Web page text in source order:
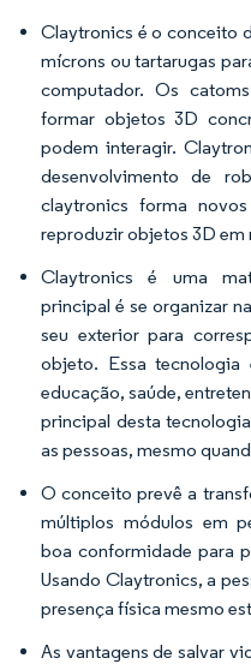
Claytronics é o conceito
mícrons ou tartarugas
computador. Os
formar objetos 3D
podem interagir.
desenvolvimento de
claytronics forma
reproduzir objetos 3D
Claytronics é uma
principal é se organizar
seu exterior para
objeto. Essa
educação, saúde,
principal desta
as pessoas, mesmo
O conceito prevê a
múltiplos módulos em
boa conformidade para
Usando Claytronics, a
presença física mesmo
As vantagens de salvar